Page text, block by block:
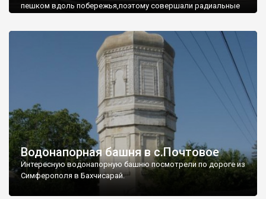
пешком вдоль побережья,поэтому совершали радиальные
Водонапорная башня в с.Почтовое
Интересную водонапорную башню посмотрели по дороге из
Симферополя в Бахчисарай.